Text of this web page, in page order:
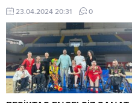
coşkulu, mutlu ve sevin içinde bir
kutlamaya şahit olduk… 23 Nisan
1920, Türk milletinin iradesini
temsil eden Türkiye Büyük Millet
Meclisi’nin açıldığı ve Türk
Milletinin egemenliğini ilan ettiği
tarihtir. Gazi Mustafa
Kemal Atatürk, 23 Nisan 1924’te
23.04.2024 20:31 0